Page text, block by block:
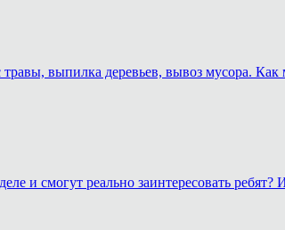
выпилка деревьев, вывоз мусора. Как
и смогут реально заинтересовать ребят?